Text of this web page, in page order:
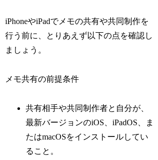
iPhoneやiPadでメモの共有や共同制作を
行う前に、とりあえず以下の点を確認し
ましょう。
メモ共有の前提条件
共有相手や共同制作者と自分が、
最新バージョンのiOS、iPadOS、ま
たはmacOSをインストールしてい
ること。